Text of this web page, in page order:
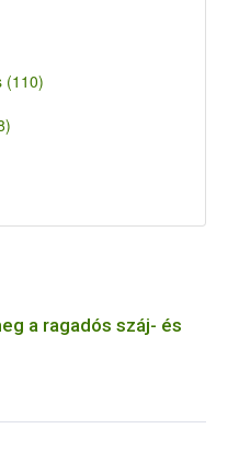
(110)
a ragadós száj- és